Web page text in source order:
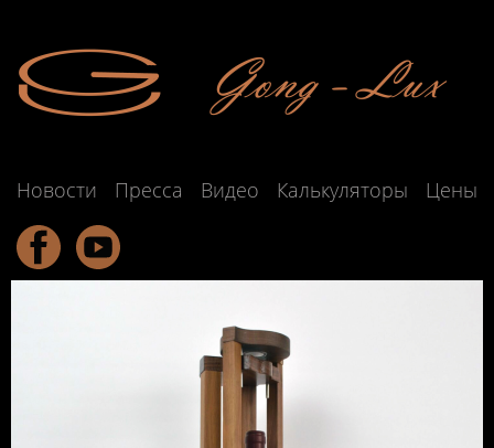
Новости Пресса Видео Калькуляторы Цены